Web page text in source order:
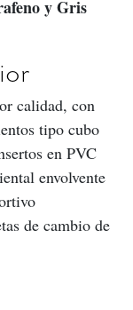
y Gris
calidad, con
tipo cubo
en PVC
envolvente
de cambio de